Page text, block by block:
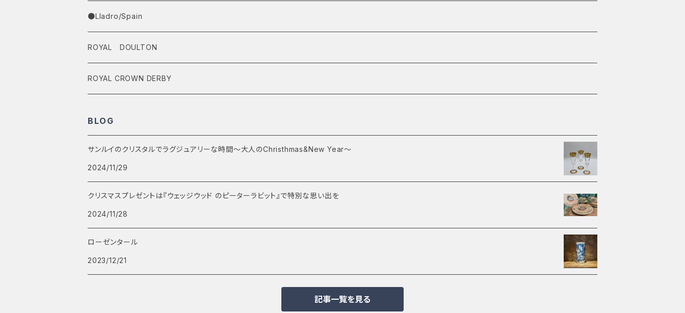
●Lladro/Spain
ROYAL DOULTON
ROYAL CROWN DERBY
BLOG
サンルイのクリスタルでラグジュアリーな時間～大人のChristhmas&New Year～
2024/11/29
クリスマスプレゼントは『ウェッジウッド のピーターラビット』で特別な思い出を
2024/11/28
ローゼンタール
2023/12/21
記事一覧を見る